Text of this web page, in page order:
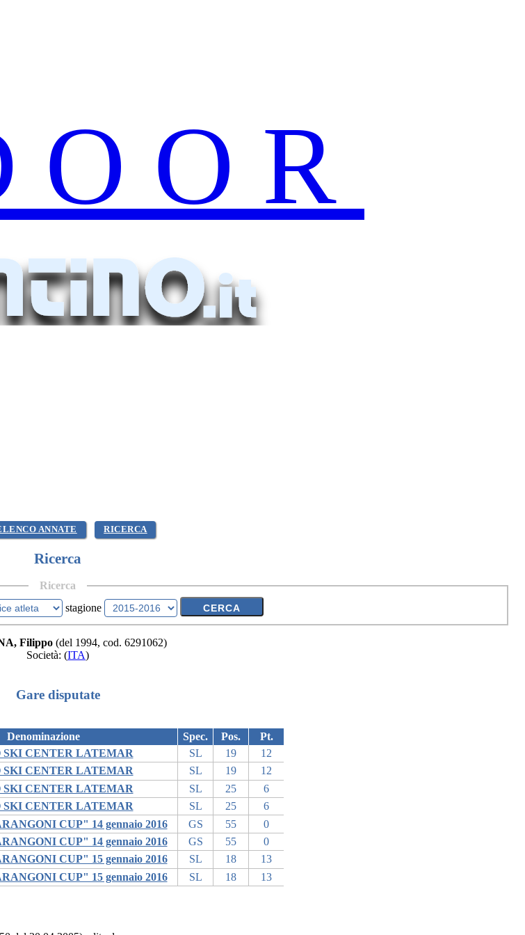
ANNATE RICERCA
Ricerca
Ricerca
stagione
Filippo (del 1994, cod. 6291062)
Società: (ITA)
Gare disputate
Denominazione Spec. Pos.
Pt.
SKI CENTER LATEMAR SL 19
12
SKI CENTER LATEMAR SL 19
12
SKI CENTER LATEMAR SL 25
6
SKI CENTER LATEMAR SL 25
6
CUP" 14 gennaio 2016 GS 55
0
CUP" 14 gennaio 2016 GS 55
0
CUP" 15 gennaio 2016 SL 18
13
CUP" 15 gennaio 2016 SL 18 13